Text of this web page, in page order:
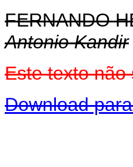
FERNANDO
Antonio Kandir
Este texto não
Download